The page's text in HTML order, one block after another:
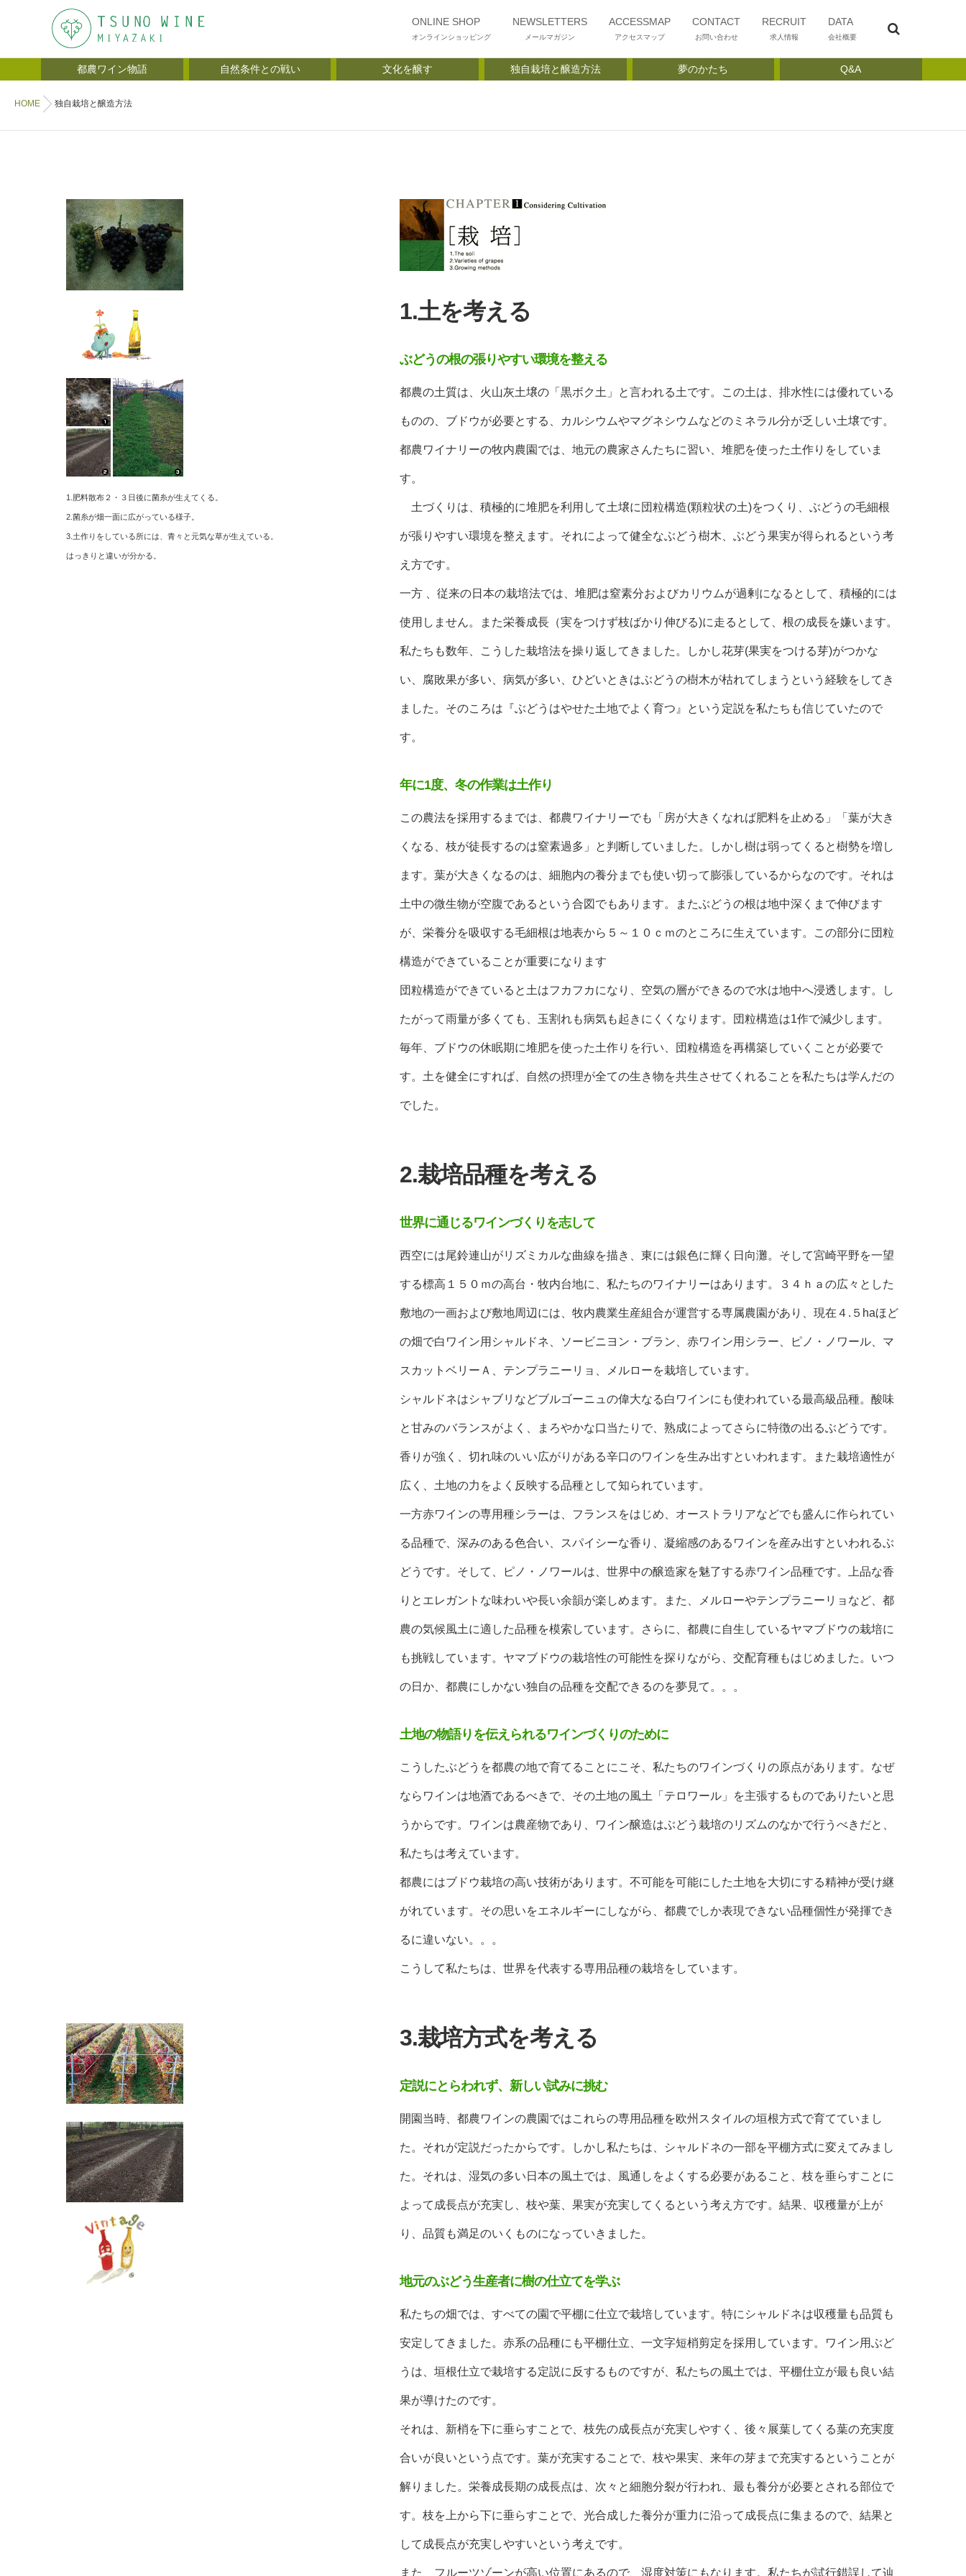
ONLINE SHOP
オンラインショッピング
NEWSLETTERS
メールマガジン
ACCESSMAP
アクセスマップ
CONTACT
お問い合わせ
RECRUIT
求人情報
DATA
会社概要
都農ワイン物語 自然条件との戦い 文化を醸す 独自栽培と醸造方法 夢のかたち Q&A
HOME 独自栽培と醸造方法
1.土を考える
ぶどうの根の張りやすい環境を整える
都農の土質は、火山灰土壌の「黒ボク土」と言われる土です。この土は、排水性には優れている
ものの、ブドウが必要とする、カルシウムやマグネシウムなどのミネラル分が乏しい土壌です。
都農ワイナリーの牧内農園では、地元の農家さんたちに習い、堆肥を使った土作りをしていま
す。
土づくりは、積極的に堆肥を利用して土壌に団粒構造(顆粒状の土)をつくり、ぶどうの毛細根
が張りやすい環境を整えます。それによって健全なぶどう樹木、ぶどう果実が得られるという考
え方です。
一方 、従来の日本の栽培法では、堆肥は窒素分およびカリウムが過剰になるとして、積極的には
使用しません。また栄養成長（実をつけず枝ばかり伸びる)に走るとして、根の成長を嫌います。
私たちも数年、こうした栽培法を操り返してきました。しかし花芽(果実をつける芽)がつかな
い、腐敗果が多い、病気が多い、ひどいときはぶどうの樹木が枯れてしまうという経験をしてき
ました。そのころは『ぶどうはやせた土地でよく育つ』という定説を私たちも信じていたので
す。
年に1度、冬の作業は土作り
この農法を採用するまでは、都農ワイナリーでも「房が大きくなれば肥料を止める」「葉が大き
くなる、枝が徒長するのは窒素過多」と判断していました。しかし樹は弱ってくると樹勢を増し
ます。葉が大きくなるのは、細胞内の養分までも使い切って膨張しているからなのです。それは
土中の微生物が空腹であるという合図でもあります。またぶどうの根は地中深くまで伸びます
が、栄養分を吸収する毛細根は地表から５～１０ｃｍのところに生えています。この部分に団粒
構造ができていることが重要になります
団粒構造ができていると土はフカフカになり、空気の層ができるので水は地中へ浸透します。し
たがって雨量が多くても、玉割れも病気も起きにくくなります。団粒構造は1作で減少します。
毎年、ブドウの休眠期に堆肥を使った土作りを行い、団粒構造を再構築していくことが必要で
す。土を健全にすれば、自然の摂理が全ての生き物を共生させてくれることを私たちは学んだの
でした。
1.肥料散布２・３日後に菌糸が生えてくる。
2.菌糸が畑一面に広がっている様子。
3.土作りをしている所には、青々と元気な草が生えている。
はっきりと違いが分かる。
2.栽培品種を考える
世界に通じるワインづくりを志して
西空には尾鈴連山がリズミカルな曲線を描き、東には銀色に輝く日向灘。そして宮崎平野を一望
する標高１５０ｍの高台・牧内台地に、私たちのワイナリーはあります。３４ｈａの広々とした
敷地の一画および敷地周辺には、牧内農業生産組合が運営する専属農園があり、現在４.５haほど
の畑で白ワイン用シャルドネ、ソービニヨン・ブラン、赤ワイン用シラー、ピノ・ノワール、マ
スカットベリーＡ、テンプラニーリョ、メルローを栽培しています。
シャルドネはシャブリなどブルゴーニュの偉大なる白ワインにも使われている最高級品種。酸味
と甘みのバランスがよく、まろやかな口当たりで、熟成によってさらに特徴の出るぶどうです。
香りが強く、切れ味のいい広がりがある辛口のワインを生み出すといわれます。また栽培適性が
広く、土地の力をよく反映する品種として知られています。
一方赤ワインの専用種シラーは、フランスをはじめ、オーストラリアなどでも盛んに作られてい
る品種で、深みのある色合い、スパイシーな香り、凝縮感のあるワインを産み出すといわれるぶ
どうです。そして、ピノ・ノワールは、世界中の醸造家を魅了する赤ワイン品種です。上品な香
りとエレガントな味わいや長い余韻が楽しめます。また、メルローやテンプラニーリョなど、都
農の気候風土に適した品種を模索しています。さらに、都農に自生しているヤマブドウの栽培に
も挑戦しています。ヤマブドウの栽培性の可能性を探りながら、交配育種もはじめました。いつ
の日か、都農にしかない独自の品種を交配できるのを夢見て。。。
土地の物語りを伝えられるワインづくりのために
こうしたぶどうを都農の地で育てることにこそ、私たちのワインづくりの原点があります。なぜ
ならワインは地酒であるべきで、その土地の風土「テロワール」を主張するものでありたいと思
うからです。ワインは農産物であり、ワイン醸造はぶどう栽培のリズムのなかで行うべきだと、
私たちは考えています。
都農にはブドウ栽培の高い技術があります。不可能を可能にした土地を大切にする精神が受け継
がれています。その思いをエネルギーにしながら、都農でしか表現できない品種個性が発揮でき
るに違いない。。。
こうして私たちは、世界を代表する専用品種の栽培をしています。
3.栽培方式を考える
定説にとらわれず、新しい試みに挑む
開園当時、都農ワインの農園ではこれらの専用品種を欧州スタイルの垣根方式で育てていまし
た。それが定説だったからです。しかし私たちは、シャルドネの一部を平棚方式に変えてみまし
た。それは、湿気の多い日本の風土では、風通しをよくする必要があること、枝を垂らすことに
よって成長点が充実し、枝や葉、果実が充実してくるという考え方です。結果、収穫量が上が
り、品質も満足のいくものになっていきました。
地元のぶどう生産者に樹の仕立てを学ぶ
私たちの畑では、すべての園で平棚に仕立で栽培しています。特にシャルドネは収穫量も品質も
安定してきました。赤系の品種にも平棚仕立、一文字短梢剪定を採用しています。ワイン用ぶど
うは、垣根仕立で栽培する定説に反するものですが、私たちの風土では、平棚仕立が最も良い結
果が導けたのです。
それは、新梢を下に垂らすことで、枝先の成長点が充実しやすく、後々展葉してくる葉の充実度
合いが良いという点です。葉が充実することで、枝や果実、来年の芽まで充実するということが
解りました。栄養成長期の成長点は、次々と細胞分裂が行われ、最も養分が必要とされる部位で
す。枝を上から下に垂らすことで、光合成した養分が重力に沿って成長点に集まるので、結果と
して成長点が充実しやすいという考えです。
また、フルーツゾーンが高い位置にあるので、湿度対策にもなります。私たちが試行錯誤して辿